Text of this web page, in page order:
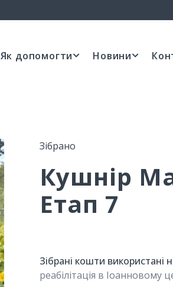
Як допомогти Новини
Зібрано
Кушнір
Етап 7
Зібрані кошти використані
реабілітація в Іоанновому